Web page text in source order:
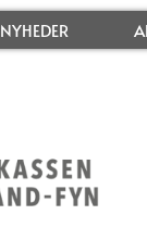
NYHEDER